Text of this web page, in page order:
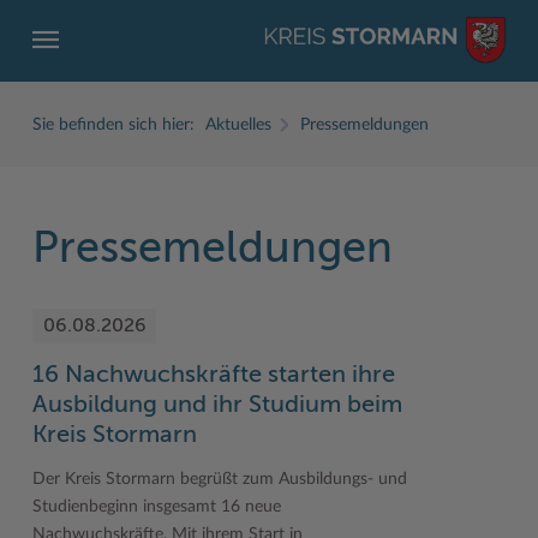
Service
Ämter, Einrichtungen
Bürgerportal Stormarn ↗
Führerscheine
Formulare & Dokumente
Aktuelles
Amtliche Bekanntmachungen
Ausschreibungen
Baustellen in Stormarn
Bildungskommune
Der Kreis
Fachbereiche
Interessantes in und aus Stormarn
Kreis Stormarn Porträt
Kreiskarte
Karriere
Ausbildung beim Kreis Stormarn
Der Kreis als Arbeitgeber
Ihre Bewerbung
Initiativbewerbungen Verwaltung
Wirtschaft
Beruf und Familie im Hansebelt
Branchenverzeichnis
EG-Dienstleistungsrichtlinie (EG-DLRL)
Handwerk für nachhaltiges Wirtschaften
Freizeit und Kultur
BahnRadWege
Frei- und Hallenbäder
Herrenhäuser
Kultur
Sie befinden sich hier: Aktuelles Pressemeldungen
Pressemeldungen
06.08.2026
16 Nachwuchskräfte starten ihre
Ausbildung und ihr Studium beim
Kreis Stormarn
Der Kreis Stormarn begrüßt zum Ausbildungs- und
Studienbeginn insgesamt 16 neue
Nachwuchskräfte. Mit ihrem Start in